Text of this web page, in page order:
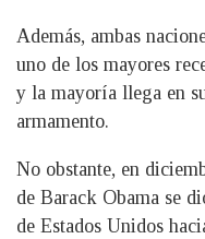
Además, ambas
uno de los mayores
y la mayoría llega en
armamento.
No obstante, en
de Barack Obama se
de Estados Unidos